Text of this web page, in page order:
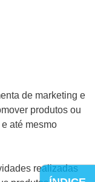
de marketing e
produtos ou
até mesmo
realizadas